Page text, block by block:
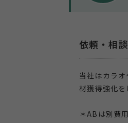
依頼・相
当社はカラ
材獲得強化
＊ABは別費